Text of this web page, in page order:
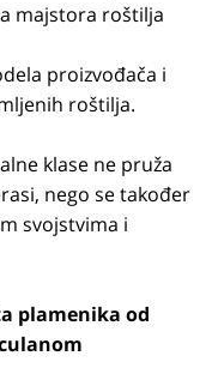
majstora roštilja
proizvođača i
roštilja.
klase ne pruža
nego se također
svojstvima i
plamenika od